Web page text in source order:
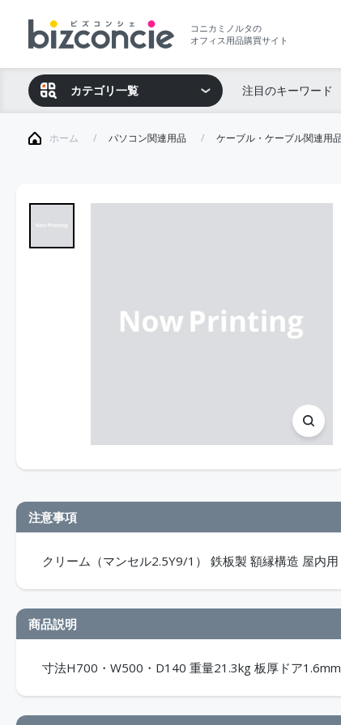
コニカミノルタの
オフィス用品購買サイト
カテゴリ一覧 注目のキーワード
ホーム パソコン関連用品 ケーブル・ケーブル関連用
注意事項
クリーム（マンセル2.5Y9/1） 鉄板製 額縁構造 屋
商品説明
寸法H700・W500・D140 重量21.3kg 板厚ドア